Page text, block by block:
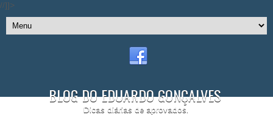
//]]>
BLOG DO EDUARDO GONÇALVES
Dicas diárias de aprovados.